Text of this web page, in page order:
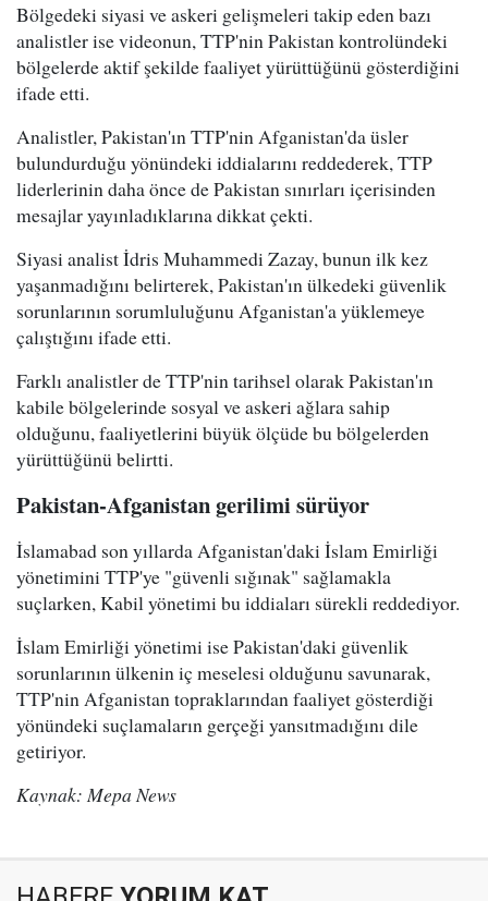
Bölgedeki siyasi ve askeri gelişmeleri takip eden bazı
analistler ise videonun, TTP'nin Pakistan kontrolündeki
bölgelerde aktif şekilde faaliyet yürüttüğünü gösterdiğini
ifade etti.
Analistler, Pakistan'ın TTP'nin Afganistan'da üsler
bulundurduğu yönündeki iddialarını reddederek, TTP
liderlerinin daha önce de Pakistan sınırları içerisinden
mesajlar yayınladıklarına dikkat çekti.
Siyasi analist İdris Muhammedi Zazay, bunun ilk kez
yaşanmadığını belirterek, Pakistan'ın ülkedeki güvenlik
sorunlarının sorumluluğunu Afganistan'a yüklemeye
çalıştığını ifade etti.
Farklı analistler de TTP'nin tarihsel olarak Pakistan'ın
kabile bölgelerinde sosyal ve askeri ağlara sahip
olduğunu, faaliyetlerini büyük ölçüde bu bölgelerden
yürüttüğünü belirtti.
Pakistan-Afganistan gerilimi sürüyor
İslamabad son yıllarda Afganistan'daki İslam Emirliği
yönetimini TTP'ye "güvenli sığınak" sağlamakla
suçlarken, Kabil yönetimi bu iddiaları sürekli reddediyor.
İslam Emirliği yönetimi ise Pakistan'daki güvenlik
sorunlarının ülkenin iç meselesi olduğunu savunarak,
TTP'nin Afganistan topraklarından faaliyet gösterdiği
yönündeki suçlamaların gerçeği yansıtmadığını dile
getiriyor.
Kaynak: Mepa News